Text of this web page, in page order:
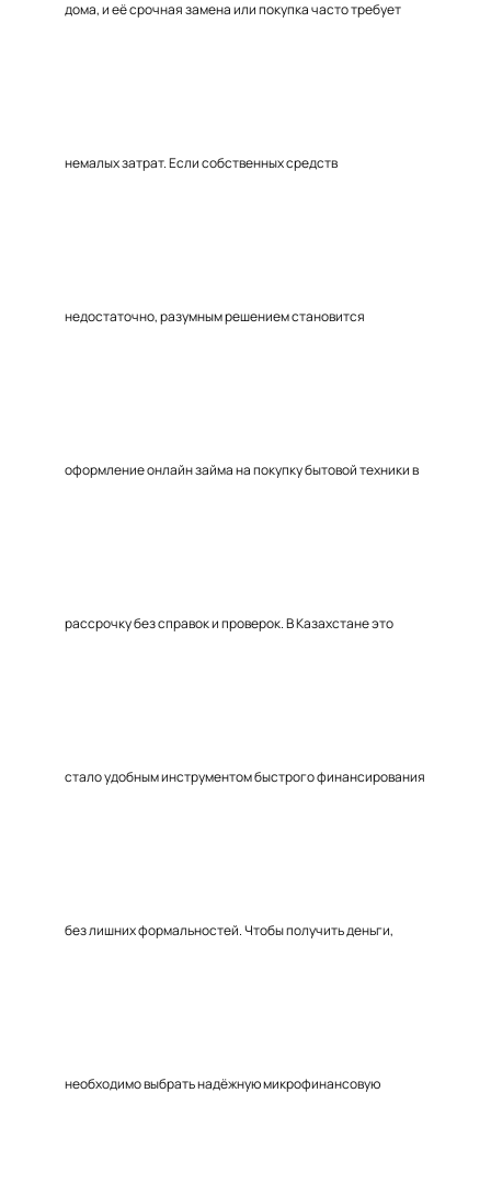
дома, и её срочная замена или покупка часто требует
немалых затрат. Если собственных средств
недостаточно, разумным решением становится
оформление онлайн займа на покупку бытовой техники в
рассрочку без справок и проверок. В Казахстане это
стало удобным инструментом быстрого финансирования
без лишних формальностей. Чтобы получить деньги,
необходимо выбрать надёжную микрофинансовую